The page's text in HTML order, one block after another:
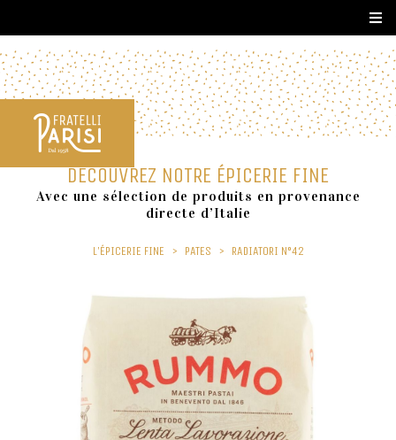
DÉCOUVREZ NOTRE ÉPICERIE FINE
Avec une sélection de produits en provenance
directe d’Italie
L'ÉPICERIE FINE > PATES > RADIATORI N°42